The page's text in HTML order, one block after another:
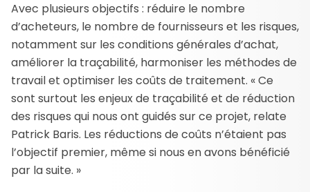
Avec plusieurs objectifs : réduire le nombre
d’acheteurs, le nombre de fournisseurs et les risques,
notamment sur les conditions générales d’achat,
améliorer la traçabilité, harmoniser les méthodes de
travail et optimiser les coûts de traitement. « Ce
sont surtout les enjeux de traçabilité et de réduction
des risques qui nous ont guidés sur ce projet, relate
Patrick Baris. Les réductions de coûts n’étaient pas
l’objectif premier, même si nous en avons bénéficié
par la suite. »